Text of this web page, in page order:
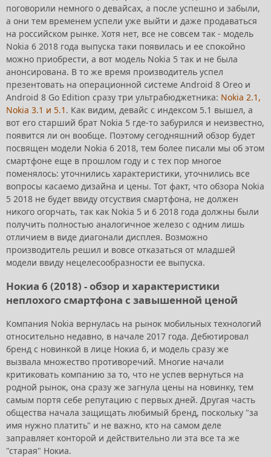
поговорили немного о девайсах, а после успешно и забыли,
а они тем временем успели уже выйти и даже продаваться
на российском рынке. Хотя нет, все не совсем так - модель
Nokia 6 2018 года выпуска таки появилась и ее спокойно
можно приобрести, а вот модель Nokia 5 так и не была
анонсирована. В то же время производитель успел
презентовать на операционной системе Android 8 Oreo и
Android 8 Go Edition сразу три ультрабюджетника: Nokia 2.1,
Nokia 3.1 и 5.1 . Как видим, девайс с индексом 5.1 вышел, а
вот его старший брат Nokia 5 где-то забурился и неизвестно,
появится ли он вообще. Поэтому сегодняшний обзор будет
посвящен модели Nokia 6 2018, тем более писали мы об этом
смартфоне еще в прошлом году и с тех пор многое
поменялось: уточнились характеристики, уточнились все
вопросы касаемо дизайна и цены. Тот факт, что обзора Nokia
5 2018 не будет ввиду отсуствия смартфона, не должен
никого огорчать, так как Nokia 5 и 6 2018 года должны были
получить полностью аналогичное железо с одним лишь
отличием в виде диагонали дисплея. Возможно
производитель решил и вовсе отказаться от младшей
модели ввиду нецелесообразности ее выпуска.
Нокиа 6 (2018) - обзор и характеристики
неплохого смартфона с завышенной ценой
Компания Nokia вернулась на рынок мобильных технологий
относительно недавно, в начале 2017 года. Дебютировал
бренд с новинкой в лице Нокиа 6, и модель сразу же
вызвала множество противоречий. Многие начали
критиковать компанию за то, что не успев вернуться на
родной рынок, она сразу же загнула цены на новинку, тем
самым портя себе репутацию с первых дней. Другая часть
общества начала защищать любимый бренд, поскольку "за
имя нужно платить" и не важно, кто на самом деле
заправляет конторой и действительно ли эта все та же
"старая" Нокиа.